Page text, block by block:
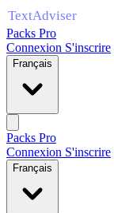
Packs Pro
Connexion S'inscrire
Français
Packs Pro
Connexion S'inscrire
Français